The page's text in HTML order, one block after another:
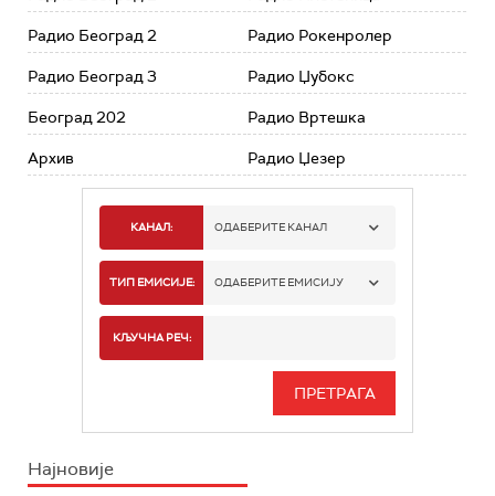
Радио Београд 2
Радио Београд 3
Београд 202
Архив
Радио Рокенролер
Радио Џубокс
Радио Вртешка
Радио Џезер
КАНАЛ: ОДАБЕРИТЕ КАНАЛ
РАДИО БЕОГРАД 1
РАДИО БЕОГРАД 3
ТИП ЕМИСИЈЕ: ОДАБЕРИТЕ ЕМИСИЈУ
ИНФО
КЉУЧНА РЕЧ:
Најновије